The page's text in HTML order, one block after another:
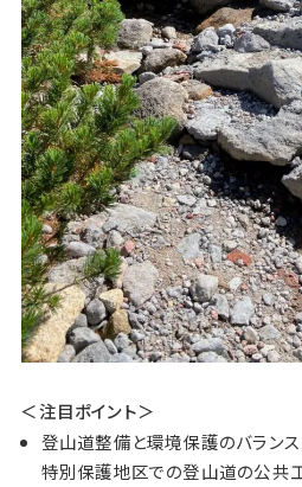
＜注目ポイント＞
登山道整備と環境保護のバランス
特別保護地区での登山道の公共